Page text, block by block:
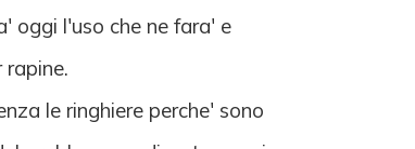
oggi l'uso che ne fara' e
le ringhiere perche' sono